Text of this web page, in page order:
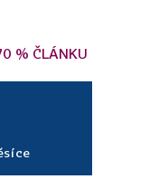
% ČLÁNKU